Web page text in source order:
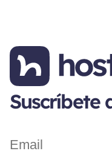
Suscríbete